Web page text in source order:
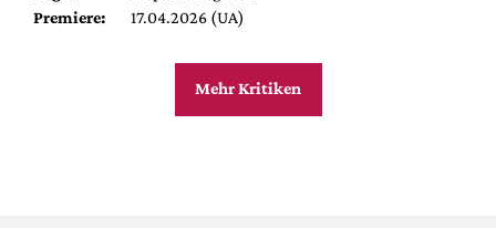
Premiere:
17.04.2026 (UA)
Mehr Kritiken